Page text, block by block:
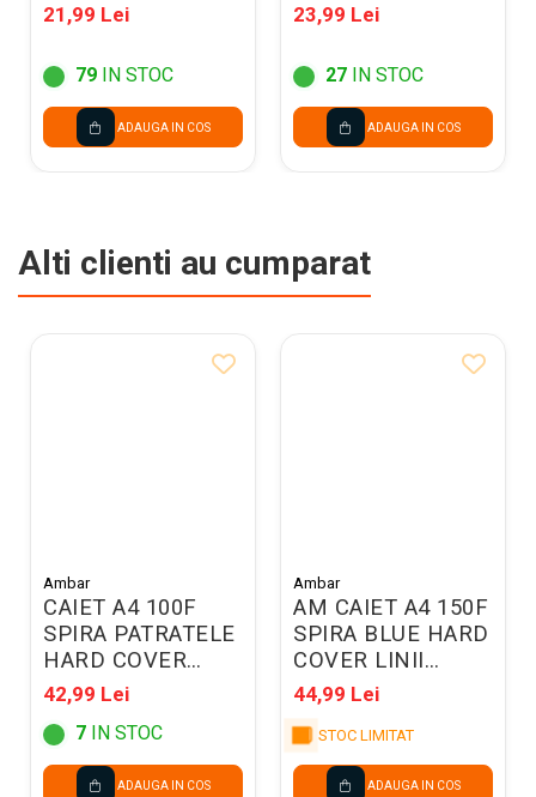
21,99 Lei
79 IN STOC
ADAUGA IN COS
COLI 180GR/M2
PB303
23,99 Lei
27 IN STOC
ADAUGA IN COS
Alti clienti au cumparat
Ambar
CAIET A4 100F
SPIRA PATRATELE
HARD COVER
KRAFT 207901
42,99 Lei
7 IN STOC
ADAUGA IN COS
Ambar
AM CAIET A4 150F
SPIRA BLUE HARD
COVER LINII
166833
44,99 Lei
STOC LIMITAT
ADAUGA IN COS